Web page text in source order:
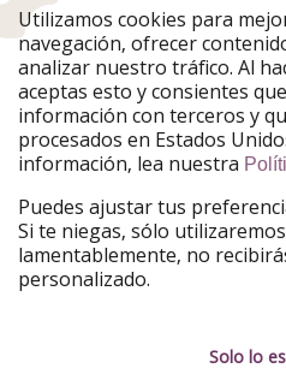
PiratinViaggio
VakantiePiraten
VoyagesPirates
Urlaubspiraten
TravelPirates
Nuestro grupo
HolidayPirates Group
Conócenos mejor
Sobre ViajerosPiratas
Utilizamos cookies para
navegación, ofrecer
analizar nuestro tráfico. Al
aceptas esto y consientes
información con terceros y
procesados en Estados
información, lea nuestra
Puedes ajustar tus
Si te niegas, sólo
lamentablemente, no
personalizado.
Solo lo